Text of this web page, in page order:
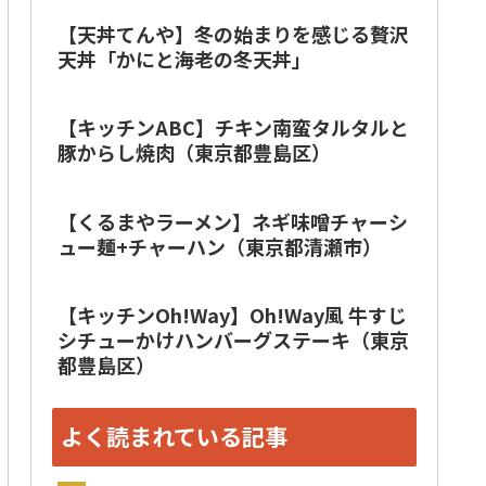
【天丼てんや】冬の始まりを感じる贅沢
天丼「かにと海老の冬天丼」
【キッチンABC】チキン南蛮タルタルと
豚からし焼肉（東京都豊島区）
【くるまやラーメン】ネギ味噌チャーシ
ュー麺+チャーハン（東京都清瀬市）
【キッチンOh!Way】Oh!Way風 牛すじ
シチューかけハンバーグステーキ（東京
都豊島区）
よく読まれている記事